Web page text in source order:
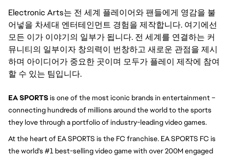
Electronic Arts는 전 세계 플레이어와 팬들에게 영감을 불
어넣을 차세대 엔터테인먼트 경험을 제작합니다. 여기에선
모든 이가 이야기의 일부가 됩니다. 전 세계를 연결하는 커
뮤니티의 일부이자 창의력이 번창하고 새로운 관점을 제시
하며 아이디어가 중요한 곳이며 모두가 플레이 제작에 참여
할 수 있는 팀입니다.
EA SPORTS is one of the most iconic brands in entertainment –
connecting hundreds of millions around the world to the sports
they love through a portfolio of industry-leading video games.
At the heart of EA SPORTS is the FC franchise. EA SPORTS FC is
the world's #1 best-selling video game with over 200M engaged